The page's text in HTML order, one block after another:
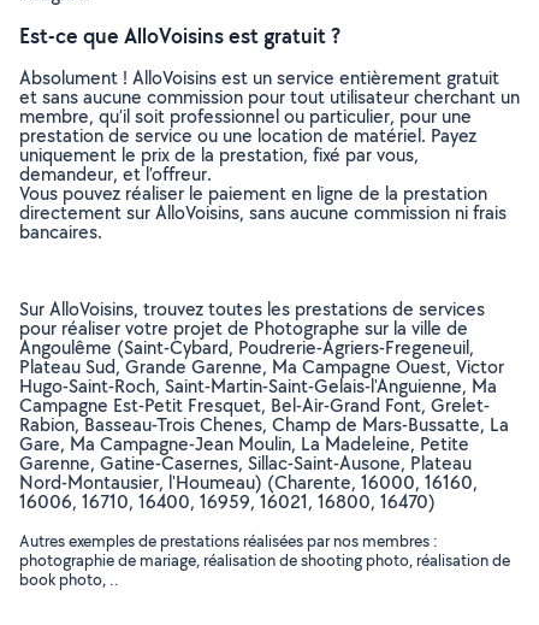
Est-ce que AlloVoisins est gratuit ?
Absolument ! AlloVoisins est un service entièrement gratuit
et sans aucune commission pour tout utilisateur cherchant un
membre, qu’il soit professionnel ou particulier, pour une
prestation de service ou une location de matériel. Payez
uniquement le prix de la prestation, fixé par vous,
demandeur, et l’offreur.
Vous pouvez réaliser le paiement en ligne de la prestation
directement sur AlloVoisins, sans aucune commission ni frais
bancaires.
Sur AlloVoisins, trouvez toutes les prestations de services
pour réaliser votre projet de Photographe sur la ville de
Angoulême (Saint-Cybard, Poudrerie-Agriers-Fregeneuil,
Plateau Sud, Grande Garenne, Ma Campagne Ouest, Victor
Hugo-Saint-Roch, Saint-Martin-Saint-Gelais-l'Anguienne, Ma
Campagne Est-Petit Fresquet, Bel-Air-Grand Font, Grelet-
Rabion, Basseau-Trois Chenes, Champ de Mars-Bussatte, La
Gare, Ma Campagne-Jean Moulin, La Madeleine, Petite
Garenne, Gatine-Casernes, Sillac-Saint-Ausone, Plateau
Nord-Montausier, l'Houmeau) (Charente, 16000, 16160,
16006, 16710, 16400, 16959, 16021, 16800, 16470)
Autres exemples de prestations réalisées par nos membres :
photographie de mariage, réalisation de shooting photo, réalisation de
book photo, ..